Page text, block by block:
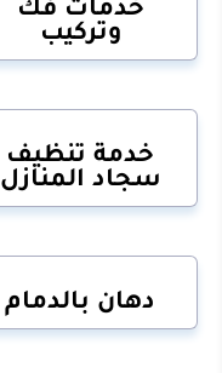
وتركيب
خدمة تنظيف
سجاد المنازل
دهان بالدمام